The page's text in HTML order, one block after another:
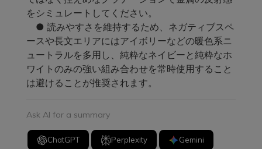
をシミュレートしてください。
● 読みやすさを維持するため、ネガティブスペ
ースや長文エリアにはアイボリーなどの暖色系ニ
ュートラルを多用し、純粋なネイビーと純粋なホ
ワイトのみの強い組み合わせを常時使用すること
は避けることが推奨されます。
Ask AI for a summary
ChatGPT Perplexity Gemini